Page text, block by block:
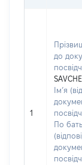
1
до
Ім’я
По